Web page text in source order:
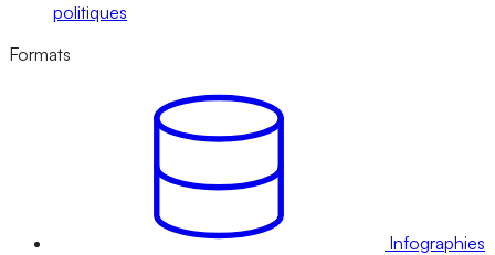
politiques
Formats
Infographies